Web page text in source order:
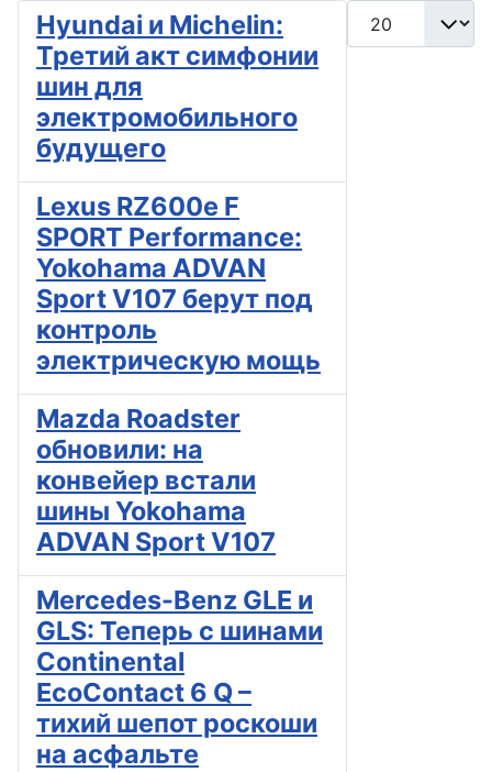
Кол-во строк:
Hyundai и Michelin:
Третий акт симфонии
шин для
электромобильного
будущего
Lexus RZ600e F
SPORT Performance:
Yokohama ADVAN
Sport V107 берут под
контроль
электрическую мощь
Mazda Roadster
обновили: на
конвейер встали
шины Yokohama
ADVAN Sport V107
Mercedes-Benz GLE и
GLS: Теперь с шинами
Continental
EcoContact 6 Q –
тихий шепот роскоши
на асфальте